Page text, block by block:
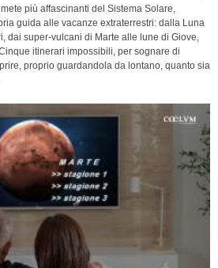
più affascinanti del Sistema Solare,
guida alle vacanze extraterrestri: dalla Luna
dai super-vulcani di Marte alle lune di Giove,
itinerari impossibili, per sognare di
proprio guardandola da lontano, quanto sia